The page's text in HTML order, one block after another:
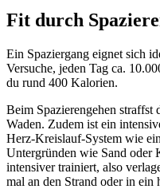
Fit durch
Ein Spaziergang eignet sich
Versuche, jeden Tag ca.
du rund 400 Kalorien.
Beim Spazierengehen straffst
Waden. Zudem ist ein
Herz-Kreislauf-System wie
Untergründen wie Sand oder
intensiver trainiert, also
mal an den Strand oder in ein